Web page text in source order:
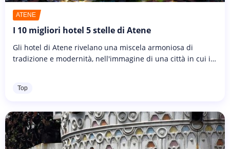
ATENE
I 10 migliori hotel 5 stelle di Atene
Gli hotel di Atene rivelano una miscela armoniosa di
tradizione e modernità, nell'immagine di una città in cui i
Top